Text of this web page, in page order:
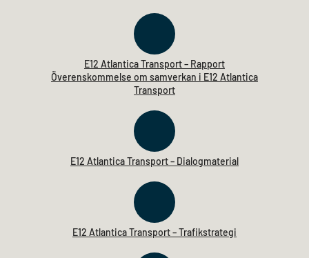
E12 Atlantica Transport – Rapport
Överenskommelse om samverkan i E12 Atlantica
Transport
E12 Atlantica Transport – Dialogmaterial
E12 Atlantica Transport – Trafikstrategi